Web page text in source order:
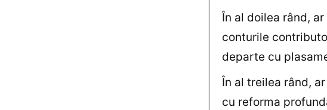
În al doilea rând,
conturile
departe cu
În al treilea rând,
cu reforma